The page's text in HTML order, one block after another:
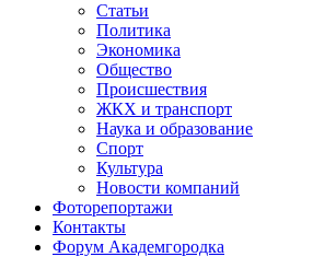
Статьи
Политика
Экономика
Общество
Происшествия
ЖКХ и транспорт
Наука и образование
Спорт
Культура
Новости компаний
Фоторепортажи
Контакты
Форум Академгородка